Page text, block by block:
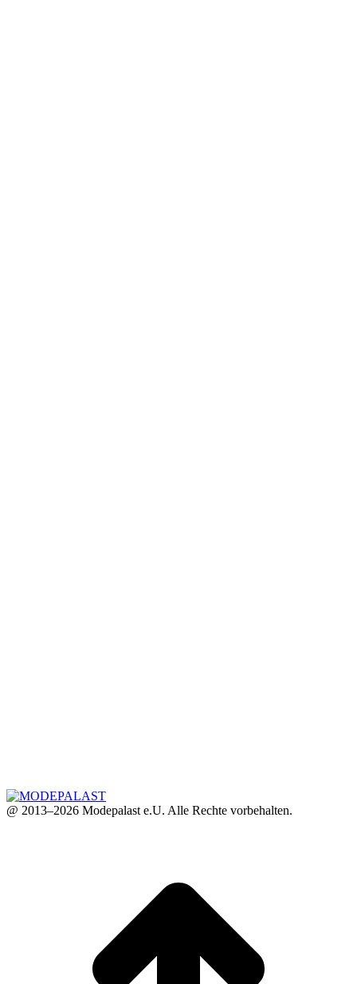
@ 2013–2026 Modepalast e.U. Alle Rechte vorbehalten.